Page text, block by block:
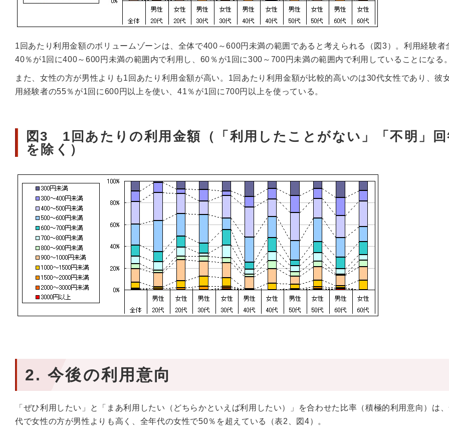
1回あたり利用金額のボリュームゾーンは、全体で400～600円未満の範囲であると考えられる（図3）。利用経験者
40％が1回に400～600円未満の範囲内で利用し、60％が1回に300～700円未満の範囲内で利用していることになる
また、女性の方が男性よりも1回あたり利用金額が高い。1回あたり利用金額が比較的高いのは30代女性であり、彼
用経験者の55％が1回に600円以上を使い、41％が1回に700円以上を使っている。
図3 1回あたりの利用金額（「利用したことがない」「不明」
を除く）
2. 今後の利用意向
「ぜひ利用したい」と「まあ利用したい（どちらかといえば利用したい）」を合わせた比率（積極的利用意向）は
代で女性の方が男性よりも高く、全年代の女性で50％を超えている（表2、図4）。